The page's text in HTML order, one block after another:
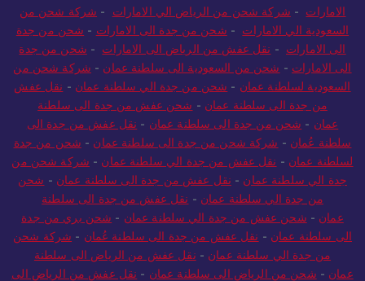
الامارات-شحن من السعودية الى الامارات-شحن من جدة الى
الامارات - شركة شحن من الرياض الي الامارات -شركة شحن من
السعودية الي الامارات- شحن من جدة الى الامارات -شحن من جدة
الى الامارات-نقل عفش من الرياض الى الامارات -شحن من جدة
الى الامارات -شحن من السعودية الى سلطنة عمان -شركة شحن من
السعودية لسلطنة عمان-شحن من جدة الي سلطنة عمان -نقل عفش
من جدة الى سلطنة عمان-شحن عفش من جدة الى سلطنة
عمان-شحن من جدة الى سلطنة عمان-نقل عفش من جدة الى
سلطنة عُمان- شركة شحن من جدة الى سلطنة عمان - شحن من جدة
لسلطنة عمان-نقل عفش من جدة الي سلطنة عمان-شركة شحن من
جدة الي سلطنة عمان-نقل عفش من جدة الى سلطنة عمان-شحن
من جدة الي سلطنة عمان-
نقل عفش من جدة الى سلطنة
عمان-شحن عفش من جدة الي سلطنة عمان- شحن بري من جدة
الى سلطنة عمان
- نقل عفش من جدة الى سلطنة عُمان-
شركة شحن
من جدة الي سلطنة عمان-نقل عفش من الرياض الى سلطنة